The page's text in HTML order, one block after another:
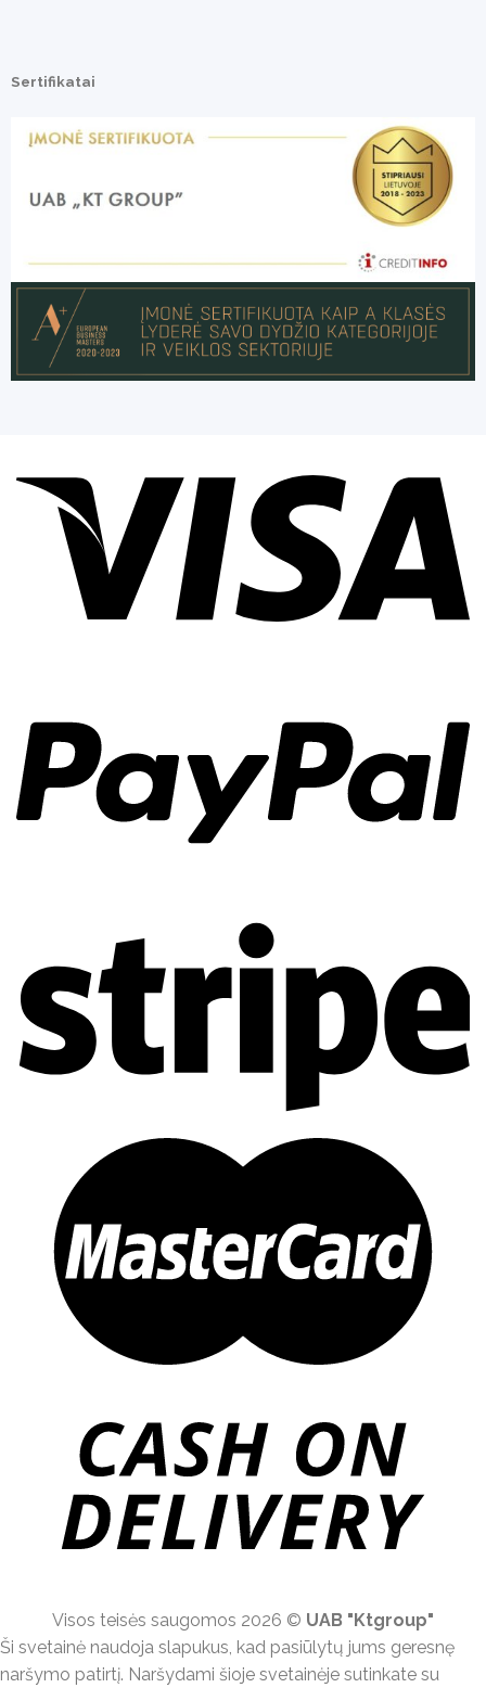
Sertifikatai
Visos teisės saugomos 2026 © UAB "Ktgroup"
Ši svetainė naudoja slapukus, kad pasiūlytų jums geresnę
naršymo patirtį. Naršydami šioje svetainėje sutinkate su